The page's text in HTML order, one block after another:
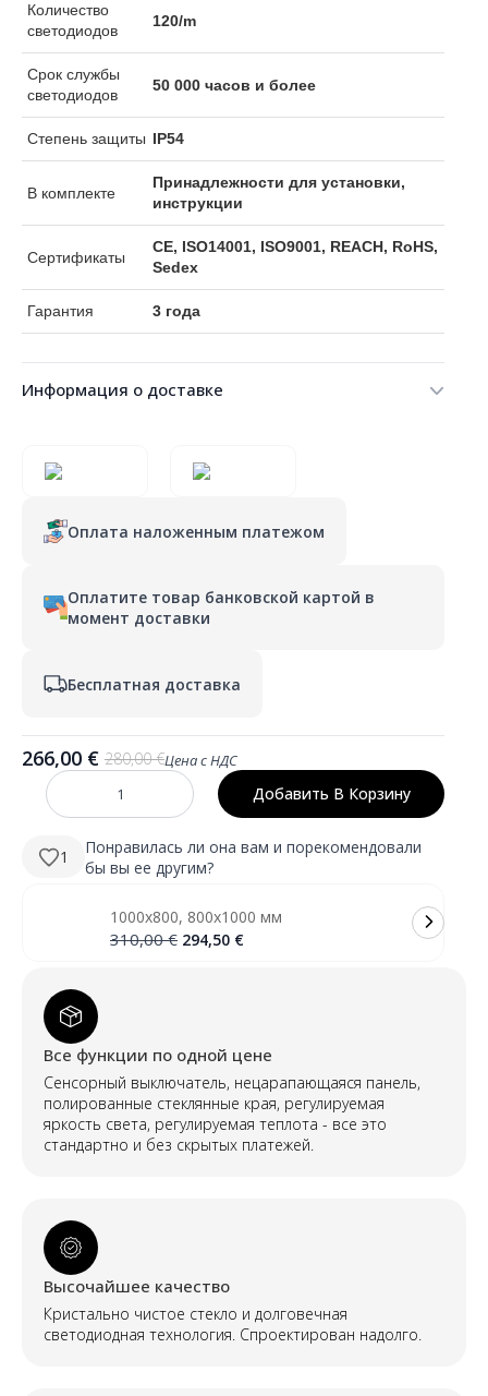
Количество
светодиодов
120/m
Срок службы
светодиодов
50 000 часов и более
Степень защиты IP54
В комплекте
Принадлежности для установки,
инструкции
Сертификаты
CE, ISO14001, ISO9001, REACH, RoHS,
Sedex
Гарантия 3 года
Информация о доставке
Оплата наложенным платежом
Оплатите товар банковской картой в
момент доставки
Бесплатная доставка
280,00€
Первоначальная
цена
была:
280,00 €.
266,00 €
Текущая
цена:
266,00 €.
Цена с НДС
Количество
KELI
mm
stačiakampis
LED
atitrauktu
priekiniu
apšvietimu
Добавить В Корзину
1
Понравилась ли она вам и порекомендовали
бы вы ее другим?
1000x800, 800x1000 мм
310,00€ Первоначальная
294,50 €Текущая
Все функции по одной цене
Сенсорный выключатель, нецарапающаяся панель,
полированные стеклянные края, регулируемая
яркость света, регулируемая теплота - все это
стандартно и без скрытых платежей.
Высочайшее качество
Кристально чистое стекло и долговечная
светодиодная технология. Спроектирован надолго.